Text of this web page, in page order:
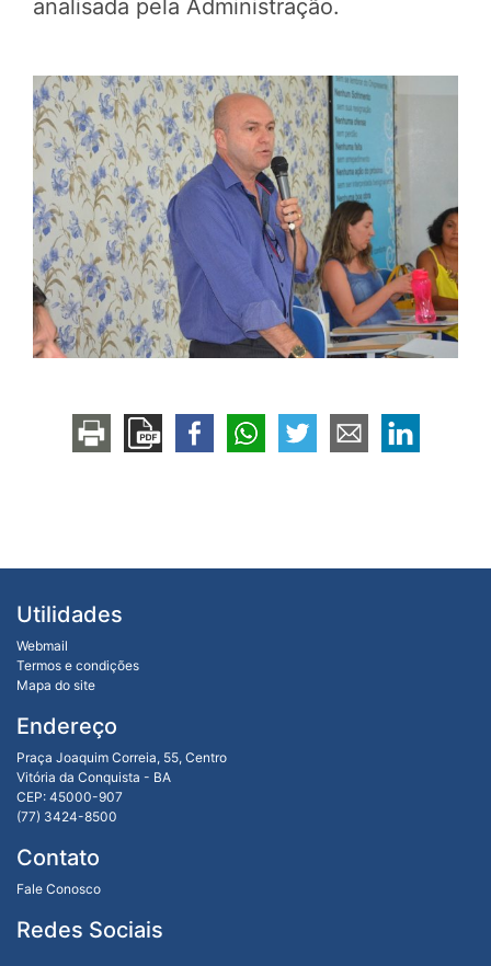
analisada pela Administração.
Utilidades
Webmail
Termos e condições
Mapa do site
Endereço
Praça Joaquim Correia, 55, Centro
Vitória da Conquista - BA
CEP: 45000-907
(77) 3424-8500
Contato
Fale Conosco
Redes Sociais